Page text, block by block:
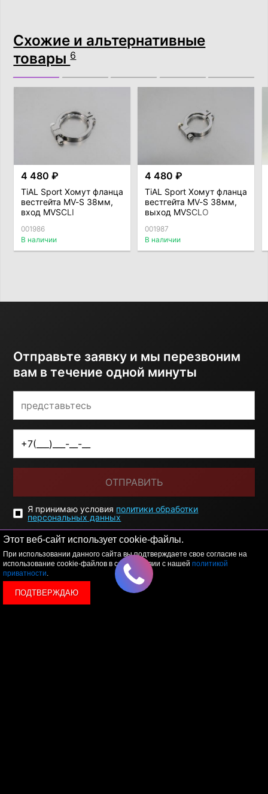
Этот веб-сайт использует cookie-файлы.
При использовании данного сайта вы подтверждаете свое согласие на
использование cookie-файлов в соответствии с нашей политикой
приватности.
ПОДТВЕРЖДАЮ
Схожие и альтернативные
товары6
4 480 ₽
TiAL Sport Хомут фланца
вестгейта MV-S 38мм,
вход MVSCLI
001986
В наличии
4 480 ₽
TiAL Sport Хомут фланца
вестгейта MV-S 38мм,
выход MVSCLO
001987
В наличии
Отправьте заявку и мы перезвоним
вам в течение одной минуты
ОТПРАВИТЬ
Я принимаю условия политики обработки
персональных данных